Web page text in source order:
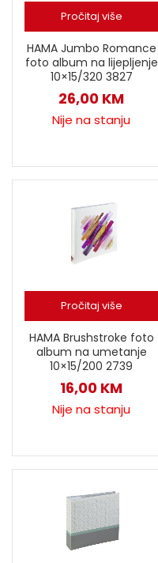
Pročitaj više
HAMA Jumbo Romance
foto album na lijepljenje
10×15/320 3827
26,00 KM
Nije na stanju
Pročitaj više
HAMA Brushstroke foto
album na umetanje
10×15/200 2739
16,00 KM
Nije na stanju